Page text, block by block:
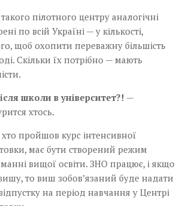
пілотного центру аналогічні
по всій Україні — у кількості,
щоб охопити переважну більшість
Скільки їх потрібно — мають
школи в університет?! —
хтось.
пройшов курс інтенсивної
має бути створений режим
вищої освіти. ЗНО працює, і якщо
то виш зобовʼязаний буде надати
на період навчання у Центрі